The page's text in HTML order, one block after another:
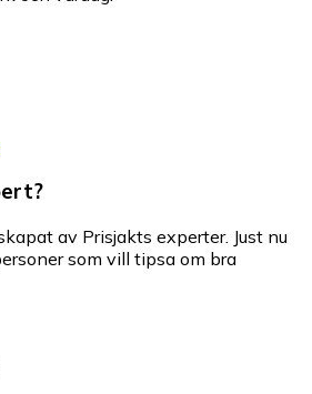
av Prisjakts experter. Just nu
som vill tipsa om bra